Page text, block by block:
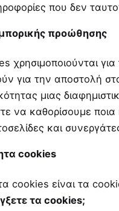
που δεν
προώθησης
χρησιμοποιούνται
για την αποστολή
μιας
να καθορίσουμε
και
cookies
cookies είναι τα
τα cookies;